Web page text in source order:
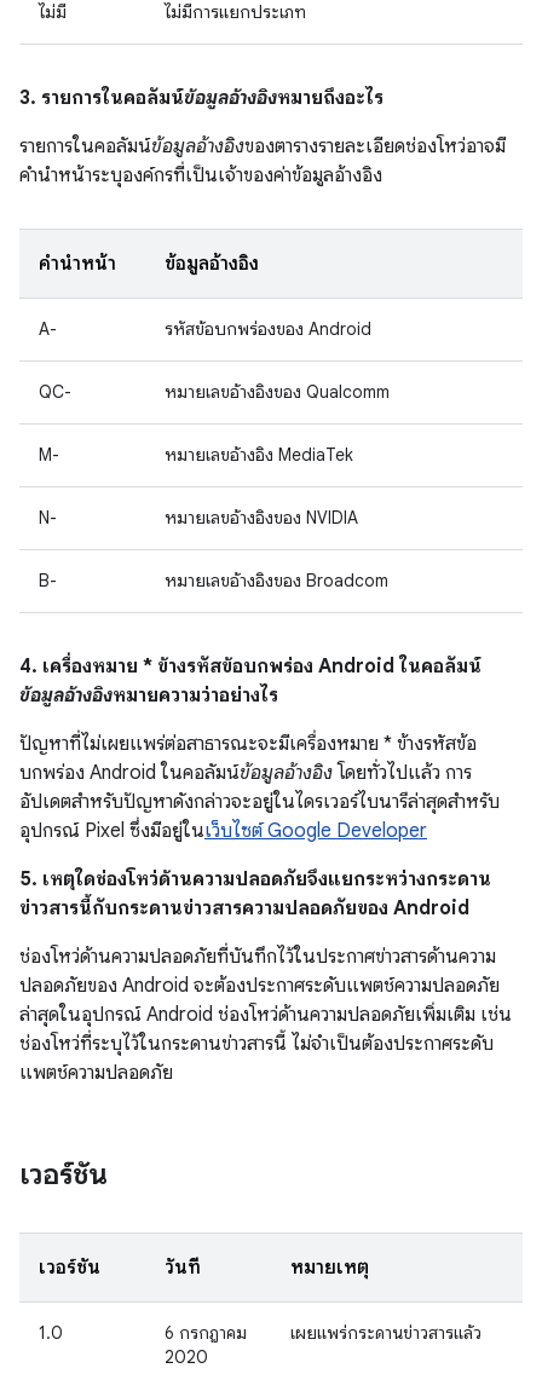
ไม่มี ไม่มีการแยกประเภท
3. รายการในคอลัมน์ข้อมูลอ้างอิงหมายถึงอะไร
รายการในคอลัมน์ข้อมูลอ้างอิงของตารางรายละเอียดช่องโหว่อาจมี
คำนำหน้าระบุองค์กรที่เป็นเจ้าของค่าข้อมูลอ้างอิง
คำนำหน้า ข้อมูลอ้างอิง
A- รหัสข้อบกพร่องของ Android
QC- หมายเลขอ้างอิงของ Qualcomm
M- หมายเลขอ้างอิง MediaTek
N- หมายเลขอ้างอิงของ NVIDIA
B- หมายเลขอ้างอิงของ Broadcom
4. เครื่องหมาย * ข้างรหัสข้อบกพร่อง Android ในคอลัมน์
ข้อมูลอ้างอิงหมายความว่าอย่างไร
ปัญหาที่ไม่เผยแพร่ต่อสาธารณะจะมีเครื่องหมาย * ข้างรหัสข้อ
บกพร่อง Android ในคอลัมน์ข้อมูลอ้างอิง โดยทั่วไปแล้ว การ
อัปเดตสำหรับปัญหาดังกล่าวจะอยู่ในไดรเวอร์ไบนารีล่าสุดสำหรับ
อุปกรณ์ Pixel ซึ่งมีอยู่ในเว็บไซต์ Google Developer
5. เหตุใดช่องโหว่ด้านความปลอดภัยจึงแยกระหว่างกระดาน
ข่าวสารนี้กับกระดานข่าวสารความปลอดภัยของ Android
ช่องโหว่ด้านความปลอดภัยที่บันทึกไว้ในประกาศข่าวสารด้านความ
ปลอดภัยของ Android จะต้องประกาศระดับแพตช์ความปลอดภัย
ล่าสุดในอุปกรณ์ Android ช่องโหว่ด้านความปลอดภัยเพิ่มเติม เช่น
ช่องโหว่ที่ระบุไว้ในกระดานข่าวสารนี้ ไม่จำเป็นต้องประกาศระดับ
แพตช์ความปลอดภัย
เวอร์ชัน
เวอร์ชัน วันที่ หมายเหตุ
1.0
6 กรกฎาคม
2020
เผยแพร่กระดานข่าวสารแล้ว